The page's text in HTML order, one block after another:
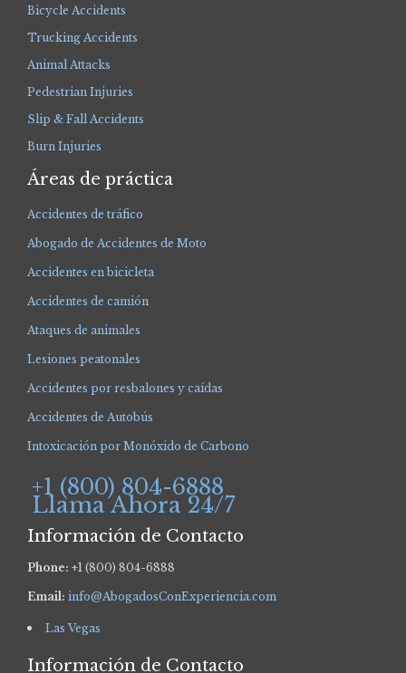
Bicycle Accidents
Trucking Accidents
Animal Attacks
Pedestrian Injuries
Slip & Fall Accidents
Burn Injuries
Áreas de práctica
Accidentes de tráfico
Abogado de Accidentes de Moto
Accidentes en bicicleta
Accidentes de camión
Ataques de animales
Lesiones peatonales
Accidentes por resbalones y caídas
Accidentes de Autobús
Intoxicación por Monóxido de Carbono
+1 (800) 804-6888
Llama Ahora 24/7
Información de Contacto
Phone: +1 (800) 804-6888
Email: info@AbogadosConExperiencia.com
Las Vegas
Información de Contacto